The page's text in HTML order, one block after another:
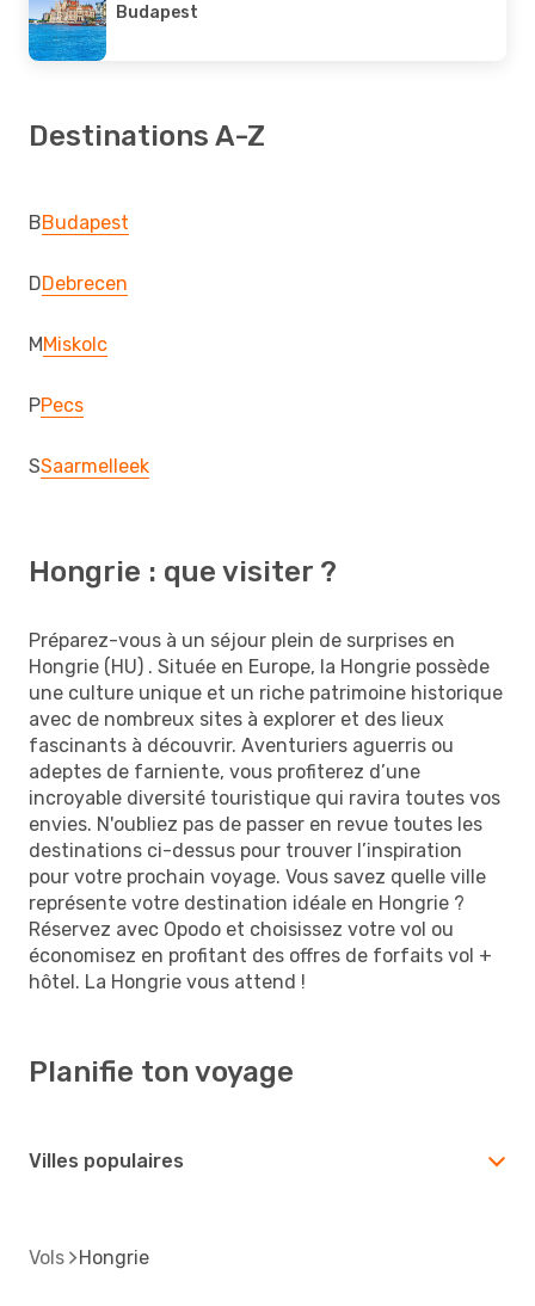
Budapest
Destinations A-Z
BBudapest
DDebrecen
MMiskolc
PPecs
SSaarmelleek
Hongrie : que visiter ?
Préparez-vous à un séjour plein de surprises en
Hongrie (HU) . Située en Europe, la Hongrie possède
une culture unique et un riche patrimoine historique
avec de nombreux sites à explorer et des lieux
fascinants à découvrir. Aventuriers aguerris ou
adeptes de farniente, vous profiterez d’une
incroyable diversité touristique qui ravira toutes vos
envies. N'oubliez pas de passer en revue toutes les
destinations ci-dessus pour trouver l’inspiration
pour votre prochain voyage. Vous savez quelle ville
représente votre destination idéale en Hongrie ?
Réservez avec Opodo et choisissez votre vol ou
économisez en profitant des offres de forfaits vol +
hôtel. La Hongrie vous attend !
Planifie ton voyage
Villes populaires
Vols Hongrie